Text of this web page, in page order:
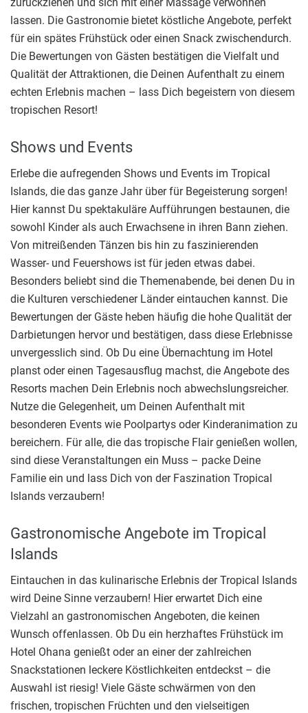
lassen. Die Gastronomie bietet köstliche Angebote, perfekt
für ein spätes Frühstück oder einen Snack zwischendurch.
Die Bewertungen von Gästen bestätigen die Vielfalt und
Qualität der Attraktionen, die Deinen Aufenthalt zu einem
echten Erlebnis machen – lass Dich begeistern von diesem
tropischen Resort!
Shows und Events
Erlebe die aufregenden Shows und Events im Tropical
Islands, die das ganze Jahr über für Begeisterung sorgen!
Hier kannst Du spektakuläre Aufführungen bestaunen, die
sowohl Kinder als auch Erwachsene in ihren Bann ziehen.
Von mitreißenden Tänzen bis hin zu faszinierenden
Wasser- und Feuershows ist für jeden etwas dabei.
Besonders beliebt sind die Themenabende, bei denen Du in
die Kulturen verschiedener Länder eintauchen kannst. Die
Bewertungen der Gäste heben häufig die hohe Qualität der
Darbietungen hervor und bestätigen, dass diese Erlebnisse
unvergesslich sind. Ob Du eine Übernachtung im Hotel
planst oder einen Tagesausflug machst, die Angebote des
Resorts machen Dein Erlebnis noch abwechslungsreicher.
Nutze die Gelegenheit, um Deinen Aufenthalt mit
besonderen Events wie Poolpartys oder Kinderanimation zu
bereichern. Für alle, die das tropische Flair genießen wollen,
sind diese Veranstaltungen ein Muss – packe Deine
Familie ein und lass Dich von der Faszination Tropical
Islands verzaubern!
Gastronomische Angebote im Tropical
Islands
Eintauchen in das kulinarische Erlebnis der Tropical Islands
wird Deine Sinne verzaubern! Hier erwartet Dich eine
Vielzahl an gastronomischen Angeboten, die keinen
Wunsch offenlassen. Ob Du ein herzhaftes Frühstück im
Hotel Ohana genießt oder an einer der zahlreichen
Snackstationen leckere Köstlichkeiten entdeckst – die
Auswahl ist riesig! Viele Gäste schwärmen von den
frischen, tropischen Früchten und den vielseitigen